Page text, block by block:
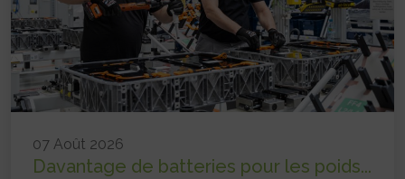
07 Août 2026
Davantage de batteries pour les poids...